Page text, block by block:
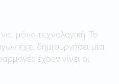
μόνο τεχνολογική. Το
έχει δημιουργήσει μια
έχουν γίνει οι